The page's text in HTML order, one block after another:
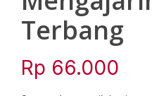
Terbang
Rp 66.000